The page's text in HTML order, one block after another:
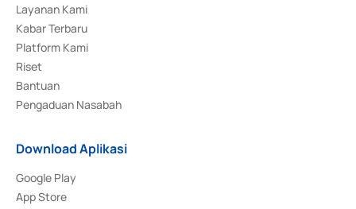
Layanan Kami
Kabar Terbaru
Platform Kami
Riset
Bantuan
Pengaduan Nasabah
Download Aplikasi
Google Play
App Store